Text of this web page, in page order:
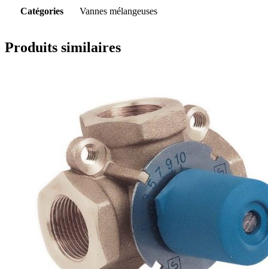
Catégories Vannes mélangeuses
Produits similaires